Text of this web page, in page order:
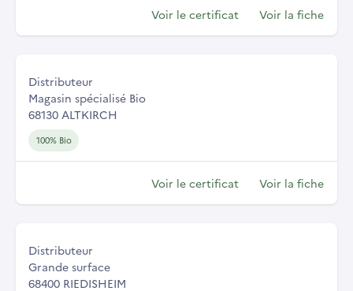
Voir le certificat Voir la fiche
Distributeur
Magasin spécialisé Bio
68130 ALTKIRCH
100% Bio
Voir le certificat Voir la fiche
Distributeur
Grande surface
68400 RIEDISHEIM